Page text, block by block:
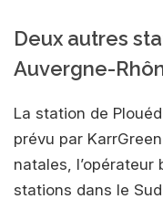
Deux autres
Auvergne-
La station de
prévu par
natales, l’opérateur
stations dans le